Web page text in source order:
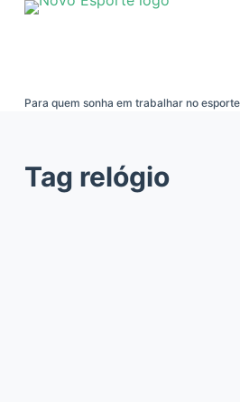
Pular
Para quem sonha em trabalhar no esporte
Tag relógio